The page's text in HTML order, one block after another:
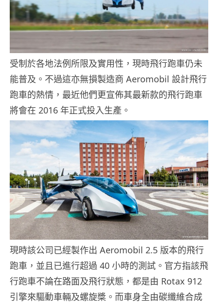
受制於各地法例所限及實用性，現時飛行跑車仍未
能普及。不過這亦無損製造商 Aeromobil 設計飛行
跑車的熱情，最近他們更宣佈其最新款的飛行跑車
將會在 2016 年正式投入生產。
現時該公司已經製作出 Aeromobil 2.5 版本的飛行
跑車，並且已進行超過 40 小時的測試。官方指該飛
行跑車不論在路面及飛行狀態，都是由 Rotax 912
引擎來驅動車輛及螺旋槳。而車身全由碳纖維合成